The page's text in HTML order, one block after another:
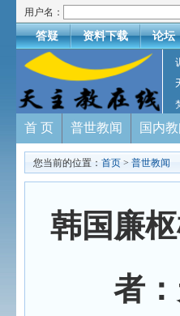
用户名：
答疑 资料下载 论坛
首 页 普世教闻 国内教
您当前的位置： 首页 > 普世教闻
韩国廉
者